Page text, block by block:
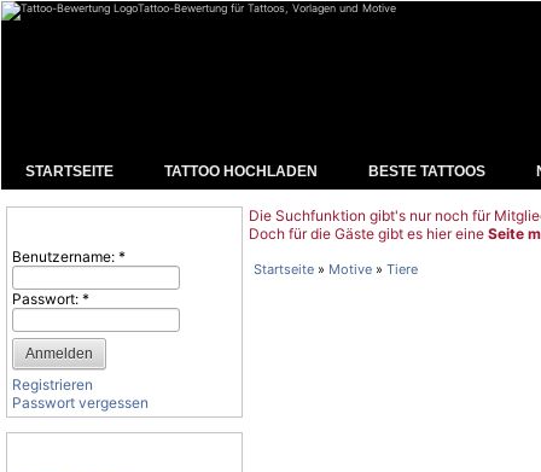
Tattoo-Bewertung für Tattoos, Vorlagen und Motive
STARTSEITE TATTOO HOCHLADEN BESTE TATTOOS
Benutzername: *
Passwort: *
Registrieren
Passwort vergessen
Die Suchfunktion gibt's nur noch für
Doch für die Gäste gibt es hier eine Seite
Startseite » Motive » Tiere